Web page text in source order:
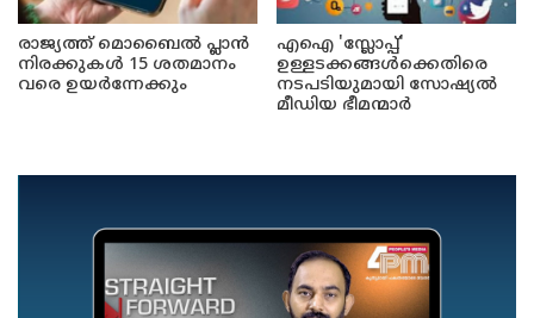
രാജ്യത്ത് മൊബൈൽ പ്ലാൻ
നിരക്കുകൾ 15 ശതമാനം
വരെ ഉയർന്നേക്കും
എഐ 'സ്ലോപ്പ്'
ഉള്ളടക്കങ്ങൾക്കെതിരെ
നടപടിയുമായി സോഷ്യൽ
മീഡിയ ഭീമന്മാർ